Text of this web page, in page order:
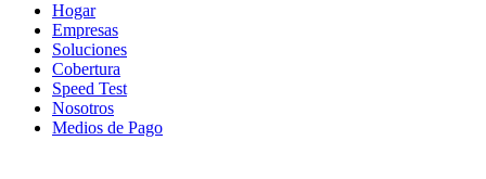
Hogar
Empresas
Soluciones
Cobertura
Speed Test
Nosotros
Medios de Pago